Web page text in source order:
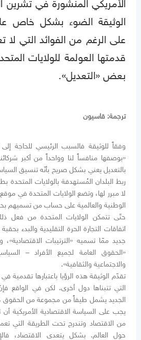
الوثيقة الضوء بشكل خاص
على الرغم من الفوائد التي
قدمتها العولمة للولايات
بعض «التعديل».
ترجمة: قاسيون
وفقاً للوثيقة فالسبب الرئيسي للحاجة
«بوصفها منافساً لنا وواحداً من أكبر
بالتعديل يعني بشكل صريح بأنّه تنسيق
ربط البلدان المُستهدفة بالولايات المتحدة
لا مبرر لها، وتضع الولايات المتحدة في
الوطنية والعالمية على حساب من تسميهم
حتّى تتمكن الولايات المتحدة من فعل
اتفاقات التجارة الحرة التقليدية والبدء
جديد ممّا تسميه «الترتيبات
«الحقوق العامة لجميع الأفراد –
والاجتماعية والثقافية».
تقدّم الوثيقة هذه الرؤيا باعتبارها تقدمية
التي تتبناها دول أخرى. لكن في الواقع
الجديد يشمل طيفاً من مجموعة من الحقوق
يجب على السياسة الاقتصادية الأمريكية أن
من الاقتصاد وتندرج تحت الطريقة التي
حول العالم. بشكل يتعدى الاقتصاد،